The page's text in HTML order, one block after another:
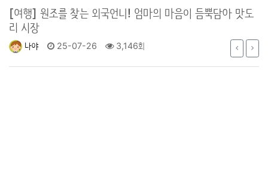
[여행] 원조를 찾는 외국언니! 엄마의 마음이 듬뿍담아 맛도
리 시장
나야 25-07-26 3,146회